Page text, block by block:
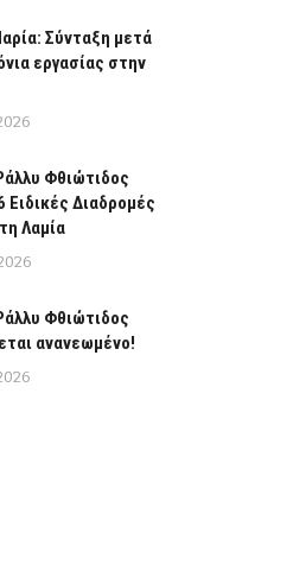
Σύνταξη μετά
εργασίας στην
Φθιώτιδος
Ειδικές Διαδρομές
Λαμία
Φθιώτιδος
ανανεωμένο!